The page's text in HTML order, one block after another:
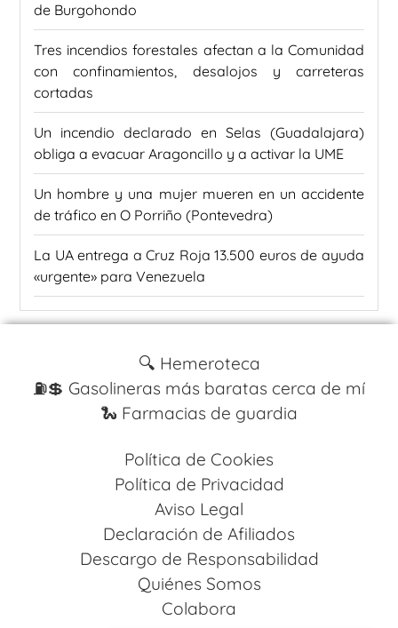
de Burgohondo
Tres incendios forestales afectan a la Comunidad
con confinamientos, desalojos y carreteras
cortadas
Un incendio declarado en Selas (Guadalajara)
obliga a evacuar Aragoncillo y a activar la UME
Un hombre y una mujer mueren en un accidente
de tráfico en O Porriño (Pontevedra)
La UA entrega a Cruz Roja 13.500 euros de ayuda
«urgente» para Venezuela
🔍 Hemeroteca
⛽️💲 Gasolineras más baratas cerca de mí
🐍 Farmacias de guardia
Política de Cookies
Política de Privacidad
Aviso Legal
Declaración de Afiliados
Descargo de Responsabilidad
Quiénes Somos
Colabora